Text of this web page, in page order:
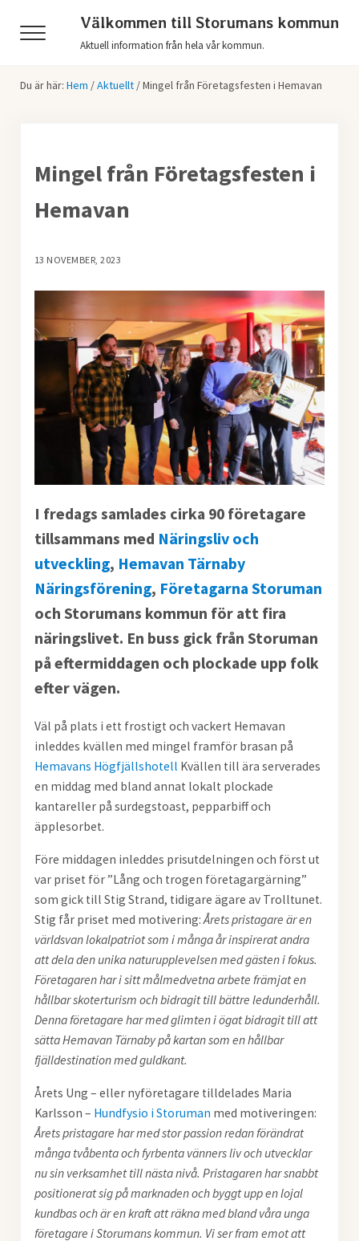
Menu
Välkommen till Storumans kommun
Aktuell information från hela vår kommun.
Du är här: Hem /Aktuellt /Mingel från Företagsfesten i Hemavan
Mingel från Företagsfesten i
Hemavan
13 NOVEMBER, 2023
I fredags samlades cirka 90 företagare
tillsammans med Näringsliv och
utveckling, Hemavan Tärnaby
Näringsförening, Företagarna Storuman
och Storumans kommun för att fira
näringslivet. En buss gick från Storuman
på eftermiddagen och plockade upp folk
efter vägen.
Väl på plats i ett frostigt och vackert Hemavan
inleddes kvällen med mingel framför brasan på
Hemavans Högfjällshotell Kvällen till ära serverades
en middag med bland annat lokalt plockade
kantareller på surdegstoast, pepparbiff och
äpplesorbet.
Före middagen inleddes prisutdelningen och först ut
var priset för ”Lång och trogen företagargärning”
som gick till Stig Strand, tidigare ägare av Trolltunet.
Stig får priset med motivering:Årets pristagare är en
världsvan lokalpatriot som i många år inspirerat andra
att dela den unika naturupplevelsen med gästen i fokus.
Företagaren har i sitt målmedvetna arbete främjat en
hållbar skoterturism och bidragit till bättre ledunderhåll.
Denna företagare har med glimten i ögat bidragit till att
sätta Hemavan Tärnaby på kartan som en hållbar
fjälldestination med guldkant.
Årets Ung – eller nyföretagare tilldelades Maria
Karlsson – Hundfysio i Storuman med motiveringen:
Årets pristagare har med stor passion redan förändrat
många tvåbenta och fyrbenta vänners liv och utvecklar
nu sin verksamhet till nästa nivå. Pristagaren har snabbt
positionerat sig på marknaden och byggt upp en lojal
kundbas och är en kraft att räkna med bland våra unga
företagare i Storumans kommun. Vi ser fram emot att